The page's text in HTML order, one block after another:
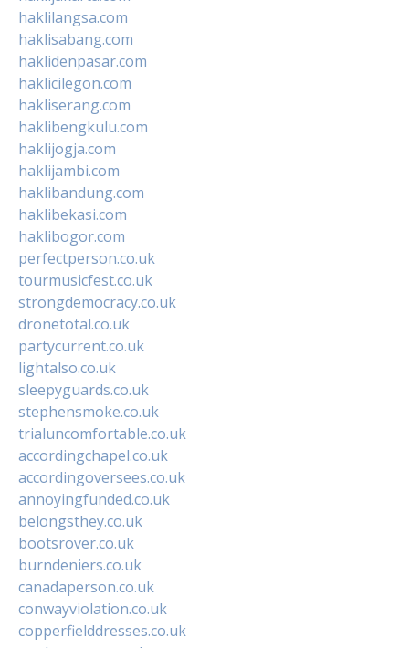
haklilangsa.com
haklisabang.com
haklidenpasar.com
haklicilegon.com
hakliserang.com
haklibengkulu.com
haklijogja.com
haklijambi.com
haklibandung.com
haklibekasi.com
haklibogor.com
perfectperson.co.uk
tourmusicfest.co.uk
strongdemocracy.co.uk
dronetotal.co.uk
partycurrent.co.uk
lightalso.co.uk
sleepyguards.co.uk
stephensmoke.co.uk
trialuncomfortable.co.uk
accordingchapel.co.uk
accordingoversees.co.uk
annoyingfunded.co.uk
belongsthey.co.uk
bootsrover.co.uk
burndeniers.co.uk
canadaperson.co.uk
conwayviolation.co.uk
copperfielddresses.co.uk